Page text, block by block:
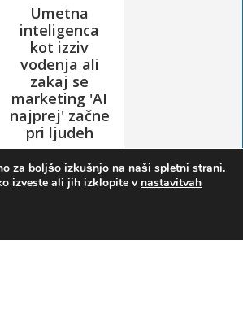
za boljšo izkušnjo na naši spletni strani.
izveste ali jih izklopite v nastavitvah